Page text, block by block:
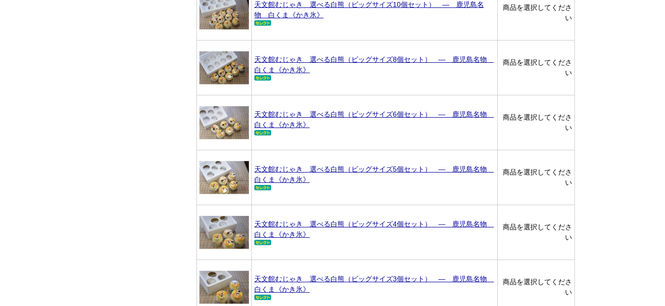
天文館むじゃき 選べる白熊（ビッグサイズ10個セット） ― 鹿児島名
物 白くま《かき氷》
商品を選択してくださ
い
天文館むじゃき 選べる白熊（ビッグサイズ8個セット） ― 鹿児島名物
白くま《かき氷》
商品を選択してくださ
い
天文館むじゃき 選べる白熊（ビッグサイズ6個セット） ― 鹿児島名物
白くま《かき氷》
商品を選択してくださ
い
天文館むじゃき 選べる白熊（ビッグサイズ5個セット） ― 鹿児島名物
白くま《かき氷》
商品を選択してくださ
い
天文館むじゃき 選べる白熊（ビッグサイズ4個セット） ― 鹿児島名物
白くま《かき氷》
商品を選択してくださ
い
天文館むじゃき 選べる白熊（ビッグサイズ3個セット） ― 鹿児島名物
白くま《かき氷》
商品を選択してくださ
い